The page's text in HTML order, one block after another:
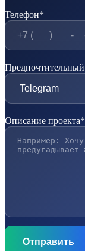
Телефон*
Предпочтительный
Описание проекта*